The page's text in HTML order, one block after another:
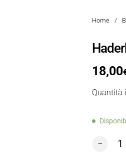
Home /
18,00
Quantità